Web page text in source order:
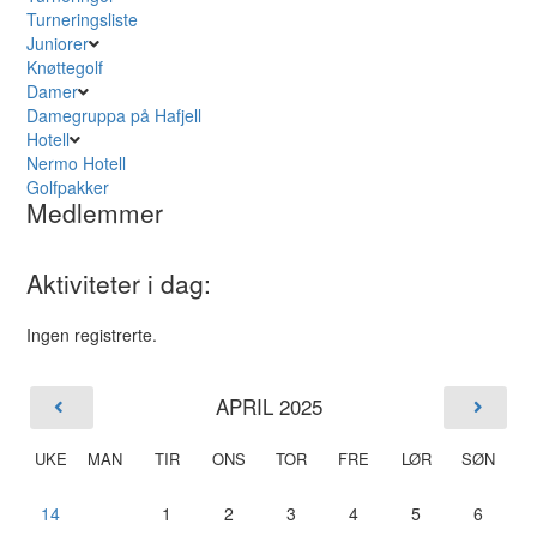
Turneringsliste
Juniorer
Knøttegolf
Damer
Damegruppa på Hafjell
Hotell
Nermo Hotell
Golfpakker
Medlemmer
Aktiviteter i dag:
Ingen registrerte.
APRIL 2025
UKE MAN TIR ONS TOR FRE LØR SØN
14 1 2 3 4 5 6